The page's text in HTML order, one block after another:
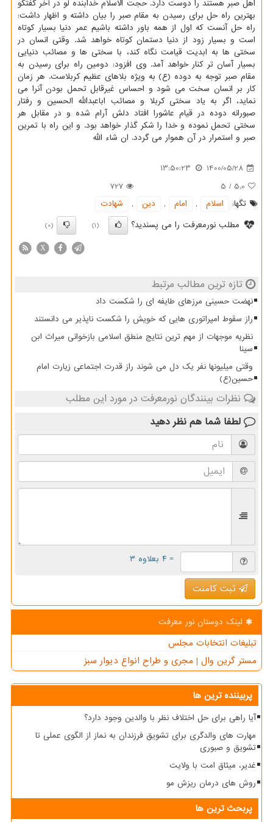
اهل صبر هستند را دوست دارد. حجت الاسلام خدابنده لو در آخر گفتگو
بهترین راه حل برای رسیدن به مقام صبر را بیان داشته و اظهار داشت:
راه حل آنست که اول از همه باور داشته باشیم عمر دنیا بسیار کوتاه
است و بسیار زود از دنیا دستمان کوتاه خواهد شد. وقتی انسان در
سختی ها به ابدیت قیامت نگاه کند، با سختی ها و مصائب دنیایی
بسیار آسان تر کنار خواهد آمد. وی افزود: دومین راه برای رسیدن به
مقام صبر توجه به دوده (ع) به ویژه بلاهای عظیم کربلاست. هر زمان
کار بر انسان سخت می شود و احساس غیرقابل تحمل بودن آنرا می
نماید، اگر به یاد سختی کربلا و مصائب اباعبدالله الحسین و رفتار
صبورانه دوده در قیام عاشورا افتاد دلش آرام شده و در مقابل هر
سختی تحمل نموده و خدا را شکر گذار خواهد بود. و این راه با تمرین
صبر و استمرار در آن هموار می گردد. ان شاء الله
1400/05/28
13:50:23
5.0
/
5
727
تگها:
اسلام , امام , دین ,
شهادت
مطلب نورمعرفت را می پسندید؟
(1)
(0)
X
تازه ترین مطالب مرتبط
نهضت حسینی مرزهای طایفه ای را شکست داد
راز سقوط امپراتوری هایی که خویش را شکست ناپذیر می دانستند
نظریه موجهات از مهم ترین نتایج منطق اسلامی بازخوانی میراث ابن
سینا
وقتی میلیونها نفر یک دل می شوند راز قدرت اجتماعی زیارت امام
حسین(ع)
نظرات بینندگان نورمعرفت در مورد این مطلب
لطفا شما هم نظر دهید
= ۴ بعلاوه ۳
ثبت کامنت
لینک دوستان نور معرفت
تبلیغات انتخابات مجلس
مستر گرین وال | مجری و طراح انواع دیوار سبز
پربیننده ترین ها
آیا راهی برای حل اختلاف نظر با والدین وجود دارد؟
مهارت های والدگری برای تشویق فرزندان به نماز از الگوی عملی تا
تشویق و صبوری
غدیر، میثاق امت با ولایت
روش های درمان ریزش مو
پربحث ترین ها